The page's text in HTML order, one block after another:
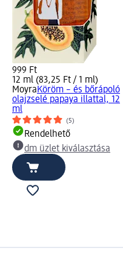
999 Ft
12 ml (83,25 Ft / 1 ml)
MoyraKöröm – és bőrápoló
olajzselé papaya illattal, 12
ml
(5)
Rendelhető
dm üzlet kiválasztása